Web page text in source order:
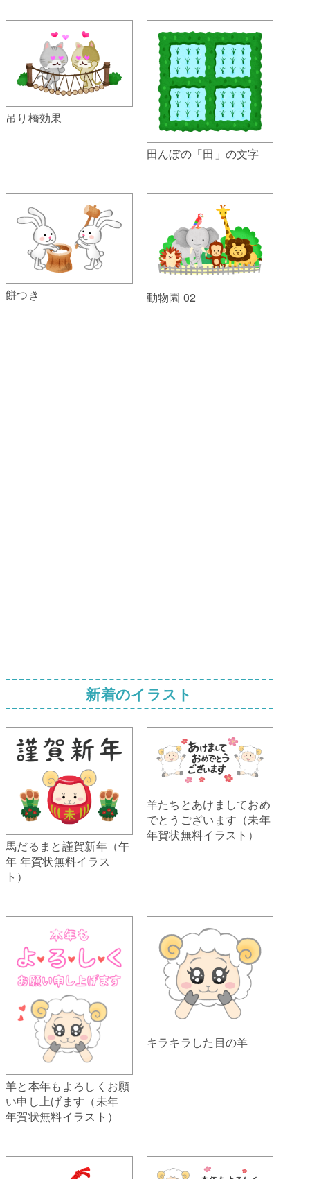
吊り橋効果
田んぼの「田」の文字
餅つき 動物園 02
新着のイラスト
馬だるまと謹賀新年（午
年 年賀状無料イラス
ト）
羊たちとあけましておめ
でとうございます（未年
年賀状無料イラスト）
羊と本年もよろしくお願
い申し上げます（未年
年賀状無料イラスト）
キラキラした目の羊